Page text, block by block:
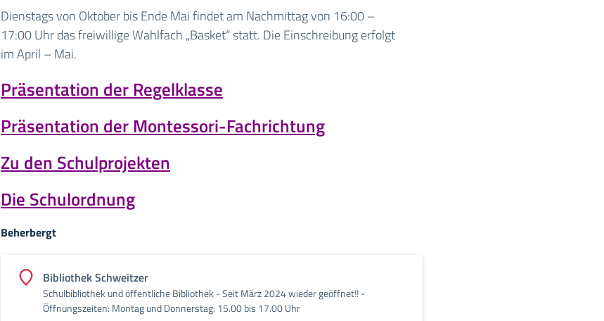
Dienstags von Oktober bis Ende Mai findet am Nachmittag von 16:00 –
17:00 Uhr das freiwillige Wahlfach „Basket“ statt. Die Einschreibung erfolgt
im April – Mai.
Präsentation der Regelklasse
Präsentation der Montessori-Fachrichtung
Zu den Schulprojekten
Die Schulordnung
Beherbergt
Bibliothek Schweitzer
Schulbibliothek und öffentliche Bibliothek - Seit März 2024 wieder geöffnet!! -
Öffnungszeiten: Montag und Donnerstag: 15.00 bis 17.00 Uhr